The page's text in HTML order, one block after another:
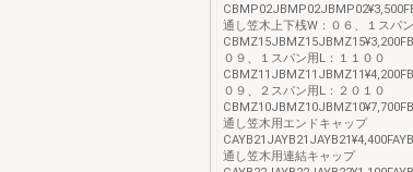
通し笠木上下桟W：０６、１スパ
０９、１スパン用L：１１００
０９、２スパン用L：２０１０
通し笠木用エンドキャップ
通し笠木用連結キャップ